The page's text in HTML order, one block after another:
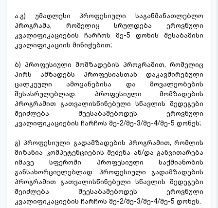
ა.გ) უმაღლესი პროფესიული საგანმანათლებლო
პროგრამა, რომელიც სრულდება ეროვნული
კვალიფიკაციების ჩარჩოს მე-5 დონის შესაბამისი
კვალიფიკაციის მინიჭებით;
ბ) პროფესიული მომზადების პროგრამით, რომელიც
პირს ამზადებს პროფესიასთან დაკავშირებული
ცალკეული ამოცანებისა და მოვალეობების
შესასრულებლად. პროფესიული მომზადების
პროგრამით გათვალისწინებული სწავლის შედეგები
შეიძლება შეესაბამებოდეს ეროვნული
კვალიფიკაციების ჩარჩოს მე-2/მე-3/მე-4/მე-5 დონეს;
გ) პროფესიული გადამზადების პროგრამით, რომლის
მიზანია კომპეტენციების შეძენა ან/და განვითარება
იმავე სფეროში პროფესიული საქმიანობის
განსახორციელებლად. პროფესიული გადამზადების
პროგრამით გათვალისწინებული სწავლის შედეგები
შეიძლება შეესაბამებოდეს ეროვნული
კვალიფიკაციების ჩარჩოს მე-2/მე-3/მე-4/მე-5 დონეს.